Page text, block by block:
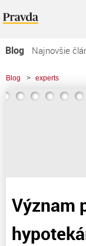
Blog
Najnovšie
Najčítanejšie články
Blog > experts
> Význam práce znalca
Význam